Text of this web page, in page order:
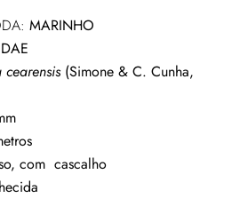
MARINHO
cearensis(Simone & C. Cunha,
com cascalho